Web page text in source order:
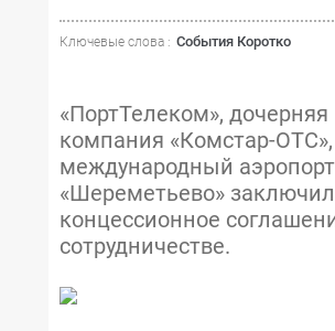
Ключевые слова : События Коротко
«ПортТелеком», дочерняя
компания «Комстар-
международный аэропорт
«Шереметьево»
концессионное
сотрудничестве.